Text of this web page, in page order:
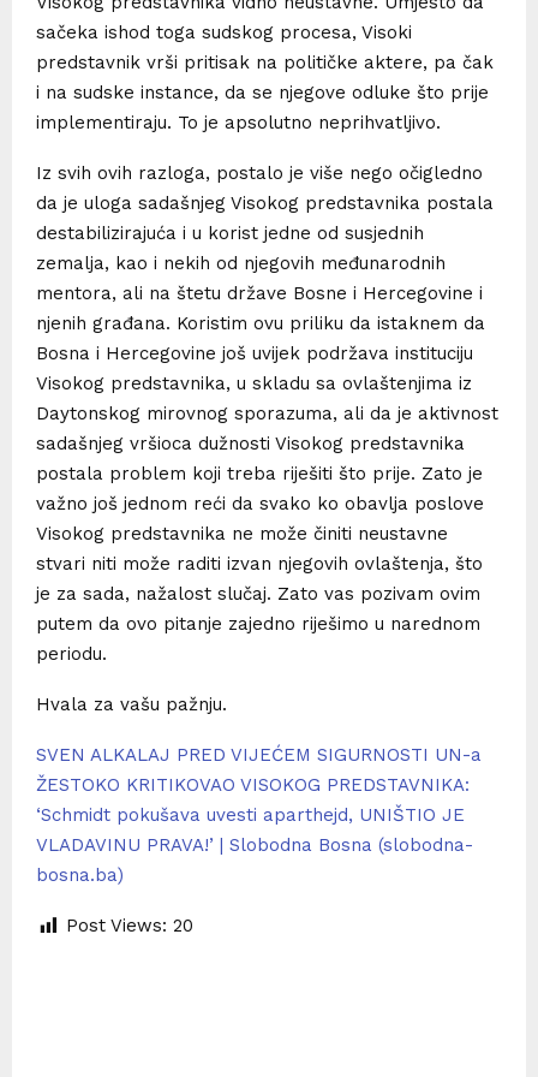
sačeka ishod toga sudskog procesa, Visoki
predstavnik vrši pritisak na političke aktere, pa čak
i na sudske instance, da se njegove odluke što prije
implementiraju. To je apsolutno neprihvatljivo.
Iz svih ovih razloga, postalo je više nego očigledno
da je uloga sadašnjeg Visokog predstavnika postala
destabilizirajuća i u korist jedne od susjednih
zemalja, kao i nekih od njegovih međunarodnih
mentora, ali na štetu države Bosne i Hercegovine i
njenih građana. Koristim ovu priliku da istaknem da
Bosna i Hercegovine još uvijek podržava instituciju
Visokog predstavnika, u skladu sa ovlaštenjima iz
Daytonskog mirovnog sporazuma, ali da je aktivnost
sadašnjeg vršioca dužnosti Visokog predstavnika
postala problem koji treba riješiti što prije. Zato je
važno još jednom reći da svako ko obavlja poslove
Visokog predstavnika ne može činiti neustavne
stvari niti može raditi izvan njegovih ovlaštenja, što
je za sada, nažalost slučaj. Zato vas pozivam ovim
putem da ovo pitanje zajedno riješimo u narednom
periodu.
Hvala za vašu pažnju.
SVEN ALKALAJ PRED VIJEĆEM SIGURNOSTI UN-a
ŽESTOKO KRITIKOVAO VISOKOG PREDSTAVNIKA:
‘Schmidt pokušava uvesti aparthejd, UNIŠTIO JE
VLADAVINU PRAVA!’ | Slobodna Bosna (slobodna-
bosna.ba)
Post Views: 20